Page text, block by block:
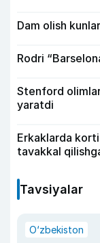
Dam olish
Rodri
Stenford
yaratdi
Erkaklarda
tavakkal
Tavsiyalar
O‘zbekiston